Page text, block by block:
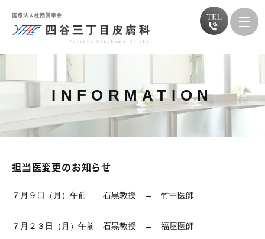
INFORMATION
担当医変更のお知らせ
７月９日（月）午前 石黒教授 → 竹中医師
７月２３日（月）午前 石黒教授 → 福屋医師